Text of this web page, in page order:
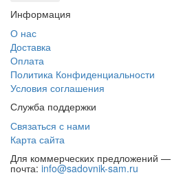
Информация
О нас
Доставка
Оплата
Политика Конфиденциальности
Условия соглашения
Служба поддержки
Связаться с нами
Карта сайта
Для коммерческих предложений —
почта: info@sadovnik-sam.ru